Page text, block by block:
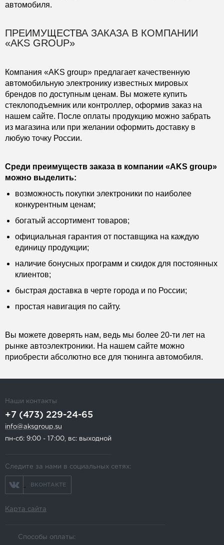
автомобиля.
ПРЕИМУЩЕСТВА ЗАКАЗА В КОМПАНИИ
«AKS GROUP»
Компания «AKS group» предлагает качественную
автомобильную электронику известных мировых
брендов по доступным ценам. Вы можете купить
стеклоподъемник или контроллер, оформив заказ на
нашем сайте. После оплаты продукцию можно забрать
из магазина или при желании оформить доставку в
любую точку России.
Среди преимуществ заказа в компании «AKS group»
можно выделить:
возможность покупки электроники по наиболее
конкурентным ценам;
богатый ассортимент товаров;
официальная гарантия от поставщика на каждую
единицу продукции;
наличие бонусных программ и скидок для постоянных
клиентов;
быстрая доставка в черте города и по России;
простая навигация по сайту.
Вы можете доверять нам, ведь мы более 20-ти лет на
рынке автоэлектроники. На нашем сайте можно
приобрести абсолютно все для тюнинга автомобиля.
Наши контакты
+7 (473) 229-24-65
info@aksgroup.su
пн-сб: 9:00 - 17:00, вс: выходной
Следите за нами в социальных сетях:
ВКОНТАКТЕ
Карта сайта
Способы оплаты: